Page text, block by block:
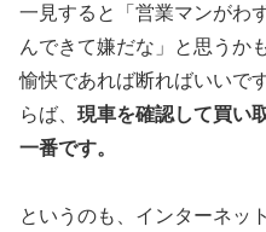
一見すると「営業マンがわ
んできて嫌だな」と思うか
愉快であれば断ればいいで
らば、 現車を確認して買い
一番です。
というのも、インターネッ